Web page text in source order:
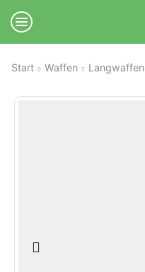
Start Waffen Langwaffen